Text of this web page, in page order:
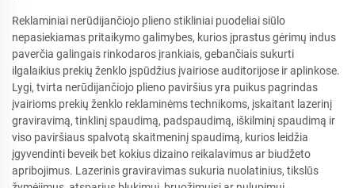
Reklaminiai nerūdijančiojo plieno stikliniai puodeliai siūlo
nepasiekiamas pritaikymo galimybes, kurios įprastus gėrimų indus
paverčia galingais rinkodaros įrankiais, gebančiais sukurti
ilgalaikius prekių ženklo įspūdžius įvairiose auditorijose ir aplinkose.
Lygi, tvirta nerūdijančiojo plieno paviršius yra puikus pagrindas
įvairioms prekių ženklo reklaminėms technikoms, įskaitant lazerinį
graviravimą, tinklinį spaudimą, padspaudimą, iškilminį spaudimą ir
viso paviršiaus spalvotą skaitmeninį spaudimą, kurios leidžia
įgyvendinti beveik bet kokius dizaino reikalavimus ar biudžeto
apribojimus. Lazerinis graviravimas sukuria nuolatinius, tikslūs